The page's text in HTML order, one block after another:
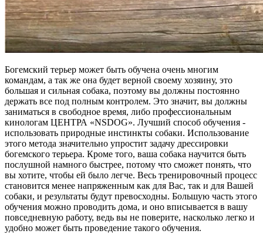
Богемский терьер может быть обучена очень многим
командам, а так же она будет верной своему хозяину, это
большая и сильная собака, поэтому вы должны постоянно
держать все под полным контролем. Это значит, вы должны
заниматься в свободное время, либо профессиональным
кинологам ЦЕНТРА «NSDOG». Лучший способ обучения -
использовать природные инстинкты собаки. Использование
этого метода значительно упростит задачу дрессировки
богемского терьера. Кроме того, ваша собака научится быть
послушной намного быстрее, потому что сможет понять, что
вы хотите, чтобы ей было легче. Весь тренировочный процесс
становится менее напряженным как для Вас, так и для Вашей
собаки, и результаты будут превосходны. Большую часть этого
обучения можно проводить дома, и оно вписывается в вашу
повседневную работу, ведь вы не поверите, насколько легко и
удобно может быть проведение такого обучения.